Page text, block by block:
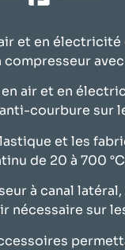
et en électricité
compresseur
en air et en
courbure sur
et les
de 20 à 700
à canal
nécessaire sur